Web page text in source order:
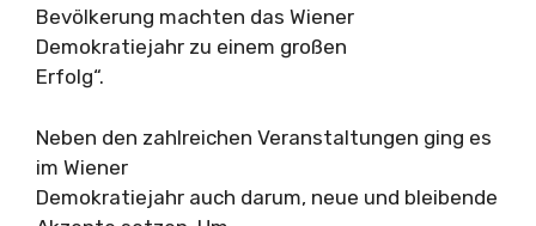
Bevölkerung machten das Wiener
Demokratiejahr zu einem großen
Erfolg“.
Neben den zahlreichen Veranstaltungen ging es
im Wiener
Demokratiejahr auch darum, neue und bleibende